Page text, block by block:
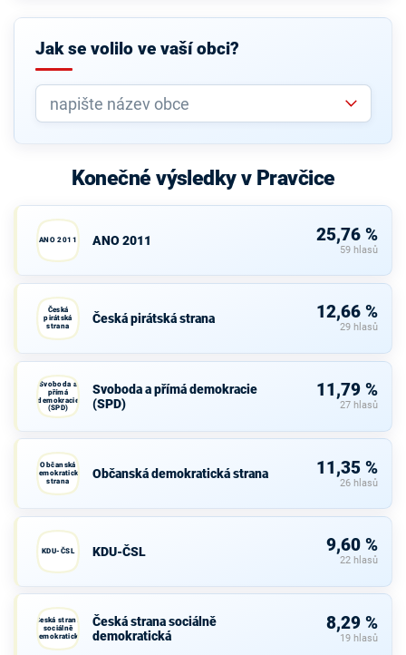
Jak se volilo ve vaší obci?
Konečné výsledky v Pravčice
ANO 2011 ANO 2011 25,76 %
59 hlasů
Česká
pirátská
strana
Česká pirátská strana 12,66 %
29 hlasů
Svoboda a
přímá
demokracie
(SPD)
Svoboda a přímá demokracie
(SPD)
11,79 %
27 hlasů
Občanská
demokratická
strana
Občanská demokratická strana 11,35 %
26 hlasů
KDU-ČSL KDU-ČSL 9,60 %
22 hlasů
Česká strana
sociálně
demokratická
Česká strana sociálně
demokratická
8,29 %
19 hlasů